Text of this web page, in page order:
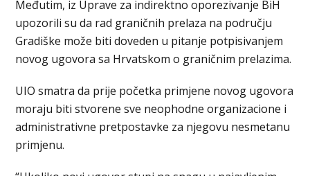
Međutim, iz Uprave za indirektno oporezivanje BiH
upozorili su da rad graničnih prelaza na području
Gradiške može biti doveden u pitanje potpisivanjem
novog ugovora sa Hrvatskom o graničnim prelazima.
UIO smatra da prije početka primjene novog ugovora
moraju biti stvorene sve neophodne organizacione i
administrativne pretpostavke za njegovu nesmetanu
primjenu.